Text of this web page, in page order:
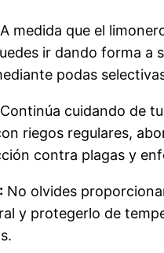
A medida que el
ir dando forma a
podas
Continúa cuidando de
riegos regulares,
contra plagas y
No olvides
y protegerlo de